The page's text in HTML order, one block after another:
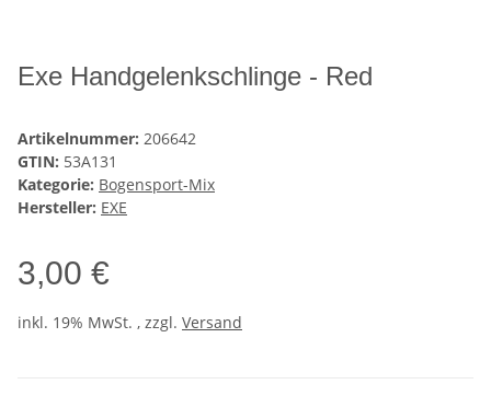
Exe Handgelenkschlinge - Red
Artikelnummer: 206642
GTIN: 53A131
Kategorie: Bogensport-Mix
Hersteller: EXE
3,00 €
inkl. 19% MwSt. , zzgl. Versand